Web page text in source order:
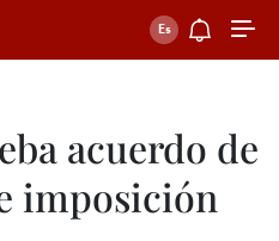
acuerdo de
imposición